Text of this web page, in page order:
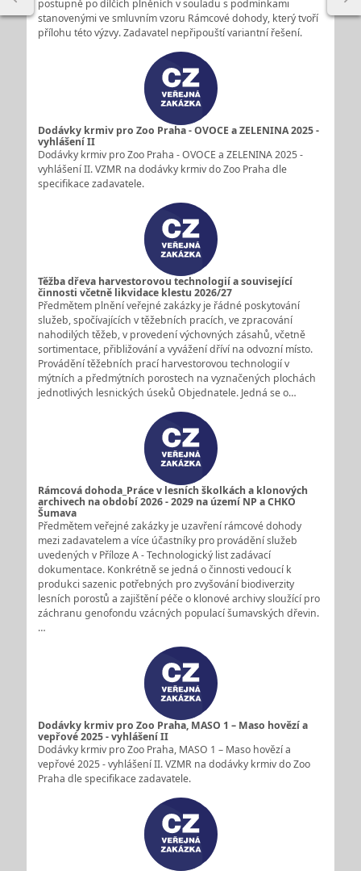
postupně po dílčích plněních v souladu s podmínkami
stanovenými ve smluvním vzoru Rámcové dohody, který tvoří
přílohu této výzvy. Zadavatel nepřipouští variantní řešení.
Dodávky krmiv pro Zoo Praha - OVOCE a ZELENINA 2025 -
vyhlášení II
Dodávky krmiv pro Zoo Praha - OVOCE a ZELENINA 2025 -
vyhlášení II. VZMR na dodávky krmiv do Zoo Praha dle
specifikace zadavatele.
Těžba dřeva harvestorovou technologií a související
činnosti včetně likvidace klestu 2026/27
Předmětem plnění veřejné zakázky je řádné poskytování
služeb, spočívajících v těžebních pracích, ve zpracování
nahodilých těžeb, v provedení výchovných zásahů, včetně
sortimentace, přibližování a vyvážení dříví na odvozní místo.
Provádění těžebních prací harvestorovou technologií v
mýtních a předmýtních porostech na vyznačených plochách
jednotlivých lesnických úseků Objednatele. Jedná se o…
Rámcová dohoda_Práce v lesních školkách a klonových
archivech na období 2026 - 2029 na území NP a CHKO
Šumava
Předmětem veřejné zakázky je uzavření rámcové dohody
mezi zadavatelem a více účastníky pro provádění služeb
uvedených v Příloze A - Technologický list zadávací
dokumentace. Konkrétně se jedná o činnosti vedoucí k
produkci sazenic potřebných pro zvyšování biodiverzity
lesních porostů a zajištění péče o klonové archivy sloužící pro
záchranu genofondu vzácných populací šumavských dřevin.
…
Dodávky krmiv pro Zoo Praha, MASO 1 – Maso hovězí a
vepřové 2025 - vyhlášení II
Dodávky krmiv pro Zoo Praha, MASO 1 – Maso hovězí a
vepřové 2025 - vyhlášení II. VZMR na dodávky krmiv do Zoo
Praha dle specifikace zadavatele.